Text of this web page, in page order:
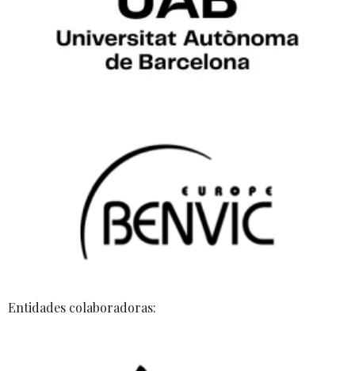
Entidades colaboradoras: